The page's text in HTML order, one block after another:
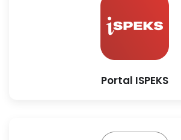
Portal ISPEKS